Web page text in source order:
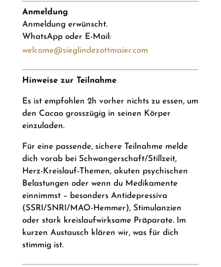
Anmeldung
Anmeldung erwünscht.
WhatsApp oder E-Mail:
welcome@sieglindezottmaier.com
Hinweise zur Teilnahme
Es ist empfohlen 2h vorher nichts zu essen, um
den Cacao grosszügig in seinen Körper
einzuladen.
Für eine passende, sichere Teilnahme melde
dich vorab bei Schwangerschaft/Stillzeit,
Herz-Kreislauf-Themen, akuten psychischen
Belastungen oder wenn du Medikamente
einnimmst – besonders Antidepressiva
(SSRI/SNRI/MAO-Hemmer), Stimulanzien
oder stark kreislaufwirksame Präparate. Im
kurzen Austausch klären wir, was für dich
stimmig ist.